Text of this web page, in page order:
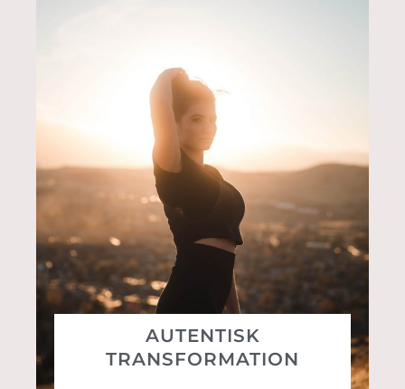
AUTENTISK
TRANSFORMATION